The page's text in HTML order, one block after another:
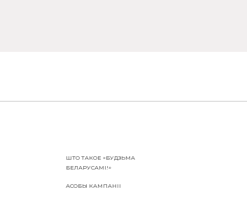
ШТО ТАКОЕ «БУДЗЬМА
БЕЛАРУСАМІ!»
АСОБЫ КАМПАНІІ